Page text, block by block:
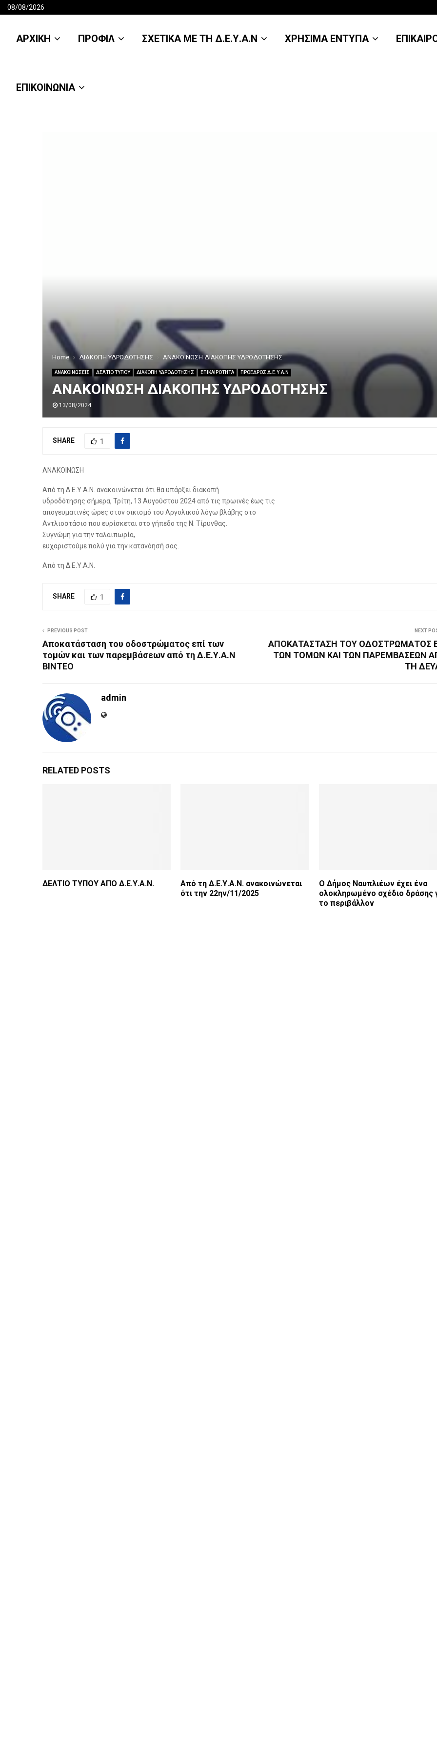
08/08/2026
ΑΡΧΙΚΗ ΠΡΟΦΙΛ ΣΧΕΤΙΚΑ ΜΕ ΤΗ Δ.Ε.Υ.Α.Ν ΧΡΗΣΙΜΑ ΕΝΤΥΠΑ
ΕΠΙΚΟΙΝΩΝΙΑ
Home ΔΙΑΚΟΠΗ ΥΔΡΟΔΟΤΗΣΗΣ ΑΝΑΚΟΙΝΩΣΗ ΔΙΑΚΟΠΗΣ ΥΔΡΟΔΟΤΗΣΗΣ
ΑΝΑΚΟΙΝΩΣΕΙΣ ΔΕΛΤΙΟ ΤΥΠΟΥ ΔΙΑΚΟΠΗ ΥΔΡΟΔΟΤΗΣΗΣ ΕΠΙΚΑΙΡΟΤΗΤΑ ΠΡΟΕΔΡΟΣ Δ.Ε.Υ.Α.Ν
ΑΝΑΚΟΙΝΩΣΗ ΔΙΑΚΟΠΗΣ ΥΔΡΟΔΟΤΗΣΗΣ
13/08/2024
SHARE 1
ΑΝΑΚΟΙΝΩΣΗ
Από τη Δ.Ε.Υ.Α.Ν. ανακοινώνεται ότι θα υπάρξει διακοπή
υδροδότησης σήμερα, Τρίτη, 13 Αυγούστου 2024 από τις πρωινές έως τις
απογευματινές ώρες στον οικισμό του Αργολικού λόγω βλάβης στο
Αντλιοστάσιο που ευρίσκεται στο γήπεδο της Ν. Τίρυνθας.
Συγνώμη για την ταλαιπωρία,
ευχαριστούμε πολύ για την κατανόησή σας.
Από τη Δ.Ε.Υ.Α.Ν.
SHARE 1
PREVIOUS POST
Αποκατάσταση του οδοστρώματος επί των
τομών και των παρεμβάσεων από τη Δ.Ε.Υ.Α.Ν
ΒΙΝΤΕΟ
NEXT
ΑΠΟΚΑΤΑΣΤΑΣΗ ΤΟΥ ΟΔΟΣΤΡΩΜΑΤΟΣ
ΤΩΝ ΤΟΜΩΝ ΚΑΙ ΤΩΝ ΠΑΡΕΜΒΑΣΕΩΝ
ΤΗ
admin
RELATED POSTS
ΔΕΛΤΙΟ ΤΥΠΟΥ ΑΠΟ Δ.Ε.Υ.Α.Ν.
Από τη Δ.Ε.Υ.Α.Ν. ανακοινώνεται
ότι την 22ην/11/2025
Ο Δήμος Ναυπλιέων έχει ένα
ολοκληρωμένο σχέδιο δράσης
το περιβάλλον